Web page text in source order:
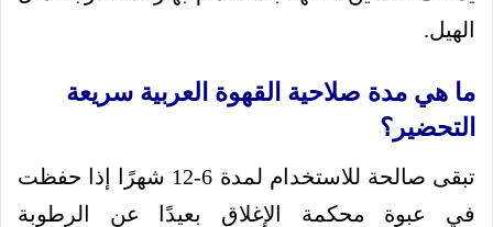
الهيل.
ما هي مدة صلاحية القهوة العربية سريعة
التحضير؟
تبقى صالحة للاستخدام لمدة 6-12 شهرًا إذا حفظت
في عبوة محكمة الإغلاق بعيدًا عن الرطوبة